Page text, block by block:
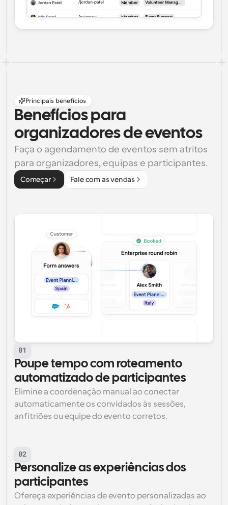
Principais benefícios
Benefícios para
organizadores de eventos
Faça o agendamento de eventos sem atritos
para organizadores, equipas e participantes.
Começar Fale com as vendas
01
Poupe tempo com roteamento
automatizado de participantes
Elimine a coordenação manual ao conectar
automaticamente os convidados às sessões,
anfitriões ou equipe do evento corretos.
02
Personalize as experiências dos
participantes
Ofereça experiências de evento personalizadas ao